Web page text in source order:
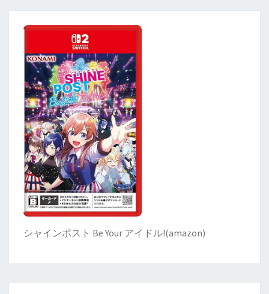
シャインポスト Be Your アイドル!(amazon)